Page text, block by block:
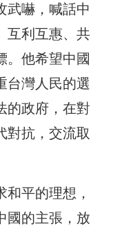
武嚇，喊話中
互利互惠、共
。他希望中國
台灣人民的選
的政府，在對
對抗，交流取
平的理想，
國的主張，放